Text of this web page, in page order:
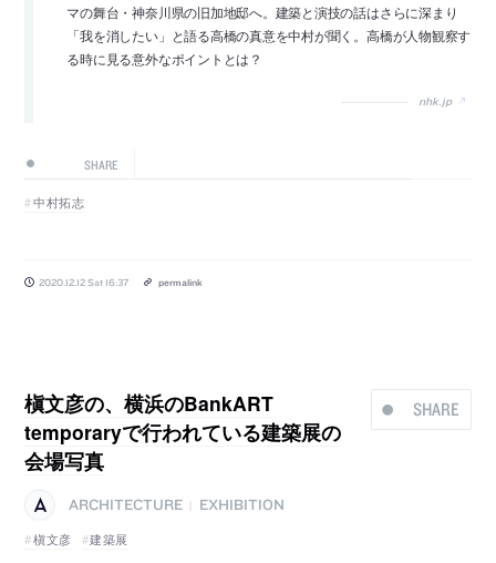
マの舞台・神奈川県の旧加地邸へ。建築と演技の話はさらに深まり
「我を消したい」と語る高橋の真意を中村が聞く。高橋が人物観察す
る時に見る意外なポイントとは？
nhk.jp
SHARE
中村拓志
2020.12.12 Sat 16:37 permalink
SHARE
槇文彦の、横浜のBankART
temporaryで行われている建築展の
会場写真
ARCHITECTURE
EXHIBITION
槇文彦
建築展